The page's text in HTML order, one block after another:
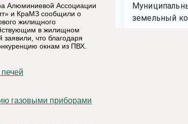
Алюминиевой Ассоциации
и КраМЗ сообщили о
жилищного
в жилищном
заявили, что благодаря
окнам из ПВХ.
газовыми приборами